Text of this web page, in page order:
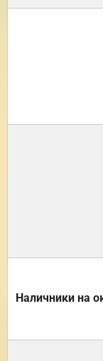
Наличники на